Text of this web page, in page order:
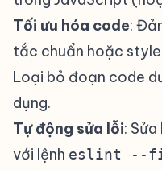
Tối ưu hóa code:
tắc chuẩn hoặc style
Loại bỏ đoạn code
dụng.
Tự động sửa lỗi:
với lệnh eslint --